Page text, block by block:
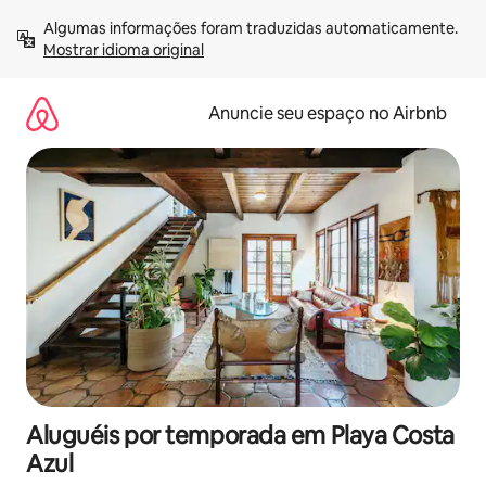
para
Mostrar idioma original
Anuncie seu espaço no Airbnb
Aluguéis por temporada em Playa Costa
Azul